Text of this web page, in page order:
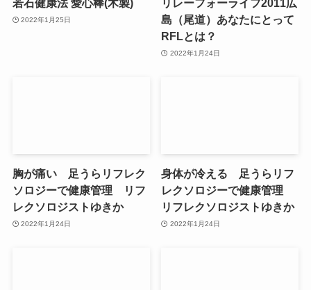
若石健康法 愛心棒(木製)
2022年1月25日
リレーフォーライフ2011広
島（尾道）あなたにとって
RFLとは？
2022年1月24日
胸が痛い 足うらリフレク
ソロジーで健康管理 リフ
レクソロジストゆきか
2022年1月24日
身体が冷える 足うらリフ
レクソロジーで健康管理
リフレクソロジストゆきか
2022年1月24日